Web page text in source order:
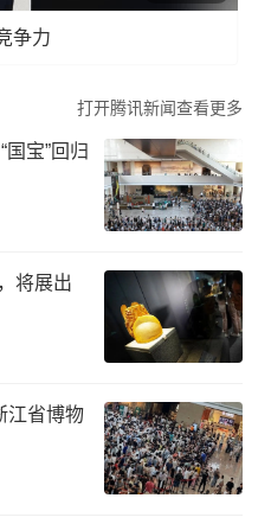
争力
打开腾讯新闻查看更多
将展出
江省博物